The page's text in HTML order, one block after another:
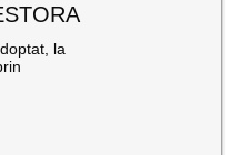
la